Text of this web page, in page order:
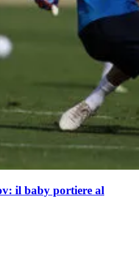
il baby portiere al